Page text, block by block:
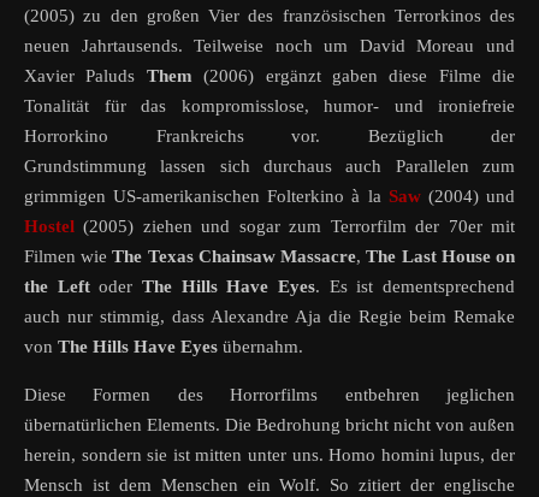
(2005) zu den großen Vier des französischen Terrorkinos des
neuen Jahrtausends. Teilweise noch um David Moreau und
Xavier Paluds Them(2006) ergänzt gaben diese Filme die
Tonalität für das kompromisslose, humor- und ironiefreie
Horrorkino Frankreichs vor. Bezüglich der
Grundstimmung lassen sich durchaus auch Parallelen zum
grimmigen US-amerikanischen Folterkino à la Saw (2004) und
Hostel(2005) ziehen und sogar zum Terrorfilm der 70er mit
Filmen wieThe Texas Chainsaw Massacre,The Last House on
the LeftoderThe Hills Have Eyes. Es ist dementsprechend
auch nur stimmig, dass Alexandre Aja die Regie beim Remake
von The Hills Have Eyes übernahm.
Diese Formen des Horrorfilms entbehren jeglichen
übernatürlichen Elements. Die Bedrohung bricht nicht von außen
herein, sondern sie ist mitten unter uns. Homo homini lupus, der
Mensch ist dem Menschen ein Wolf. So zitiert der englische